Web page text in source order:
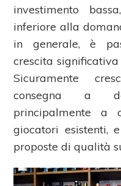
investimento
inferiore alla
in generale, è
crescita
Sicuramente
consegna a
principalmente a
giocatori esistenti,
proposte di qualità